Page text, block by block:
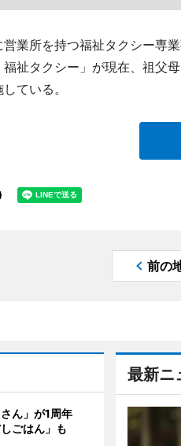
業所を持つ福祉タクシー専
福祉タクシー」が現在、祖父
ている。
前の
最新ニ
ん」が1周年
ごはん」も